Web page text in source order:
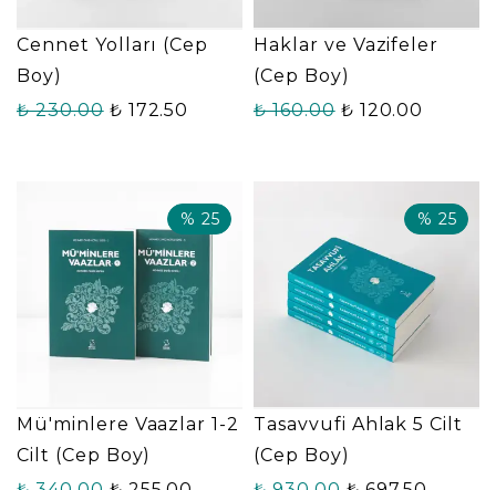
Cennet Yolları (Cep
Boy)
₺ 230.00 ₺ 172.50
Haklar ve Vazifeler
(Cep Boy)
₺ 160.00 ₺ 120.00
% 25
Mü'minlere Vaazlar 1-2
Cilt (Cep Boy)
% 25
Tasavvufi Ahlak 5 Cilt
(Cep Boy)